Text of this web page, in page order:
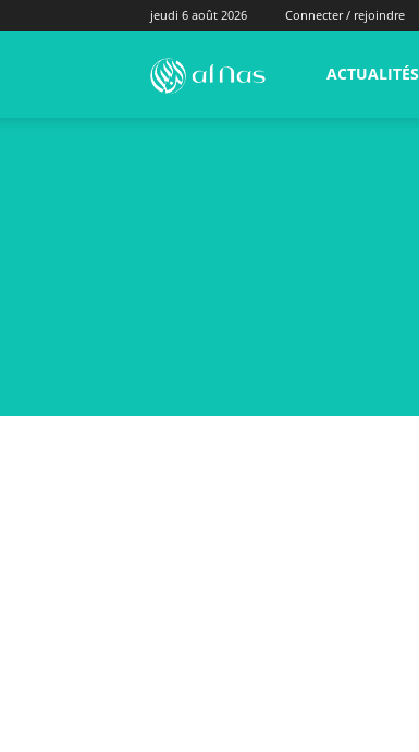
jeudi 6 août 2026 Connecter / rejoindre
alNas.fr ACTUALITÉS